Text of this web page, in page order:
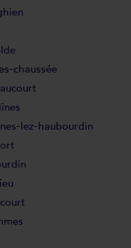
chaussée
lez-haubourdin